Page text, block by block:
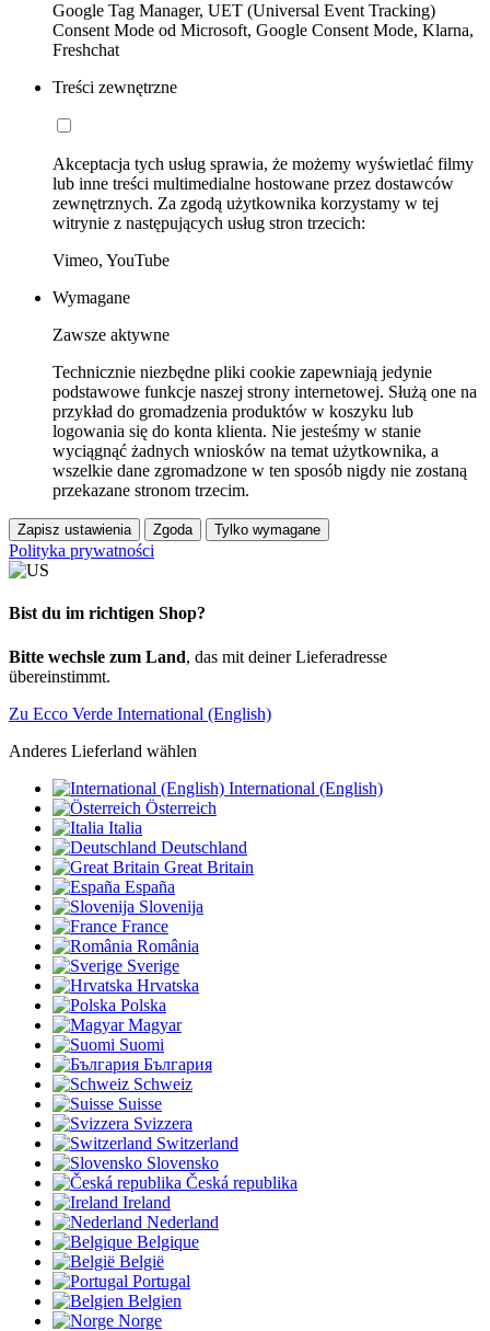
Google Tag Manager, UET (Universal Event Tracking)
Consent Mode od Microsoft, Google Consent Mode, Klarna,
Freshchat
Treści zewnętrzne
Akceptacja tych usług sprawia, że możemy wyświetlać filmy
lub inne treści multimedialne hostowane przez dostawców
zewnętrznych. Za zgodą użytkownika korzystamy w tej
witrynie z następujących usług stron trzecich:
Vimeo, YouTube
Wymagane
Zawsze aktywne
Technicznie niezbędne pliki cookie zapewniają jedynie
podstawowe funkcje naszej strony internetowej. Służą one na
przykład do gromadzenia produktów w koszyku lub
logowania się do konta klienta. Nie jesteśmy w stanie
wyciągnąć żadnych wniosków na temat użytkownika, a
wszelkie dane zgromadzone w ten sposób nigdy nie zostaną
przekazane stronom trzecim.
Zapisz ustawienia Zgoda Tylko wymagane
Polityka prywatności
Bist du im richtigen Shop?
Bitte wechsle zum Land, das mit deiner Lieferadresse
übereinstimmt.
Zu Ecco Verde International (English)
Anderes Lieferland wählen
International (English)
Österreich
Italia
Deutschland
Great Britain
España
Slovenija
France
România
Sverige
Hrvatska
Polska
Magyar
Suomi
България
Schweiz
Suisse
Svizzera
Switzerland
Slovensko
Česká republika
Ireland
Nederland
Belgique
België
Portugal
Belgien
Norge